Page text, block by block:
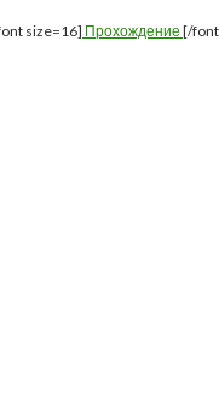
size=16] Прохождение [/